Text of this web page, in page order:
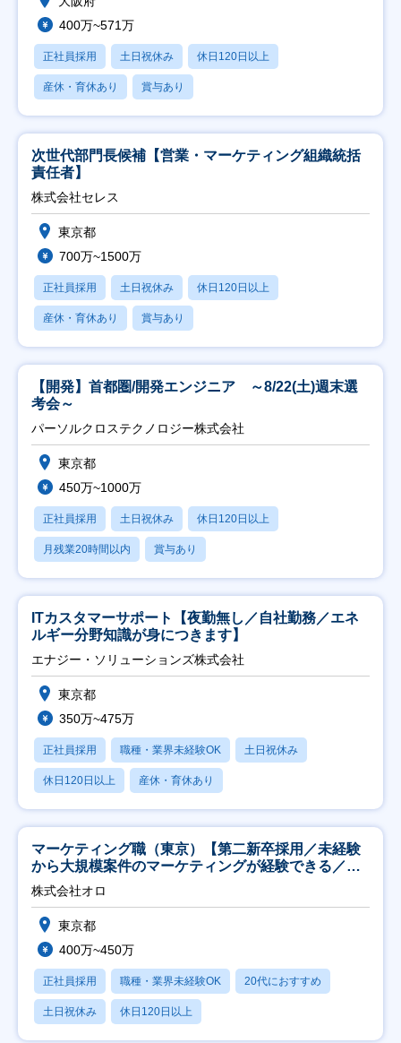
400万~571万
正社員採用 土日祝休み 休日120日以上
産休・育休あり 賞与あり
次世代部門長候補【営業・マーケティング組織統括
責任者】
株式会社セレス
東京都
700万~1500万
正社員採用 土日祝休み 休日120日以上
産休・育休あり 賞与あり
【開発】首都圏/開発エンジニア ～8/22(土)週末選
考会～
パーソルクロステクノロジー株式会社
東京都
450万~1000万
正社員採用 土日祝休み 休日120日以上
月残業20時間以内 賞与あり
ITカスタマーサポート【夜勤無し／自社勤務／エネ
ルギー分野知識が身につきます】
エナジー・ソリューションズ株式会社
東京都
350万~475万
正社員採用 職種・業界未経験OK 土日祝休み
休日120日以上 産休・育休あり
マーケティング職（東京）【第二新卒採用／未経験
から大規模案件のマーケティングが経験できる／研
修充実】
株式会社オロ
東京都
400万~450万
正社員採用 職種・業界未経験OK 20代におすすめ
土日祝休み 休日120日以上